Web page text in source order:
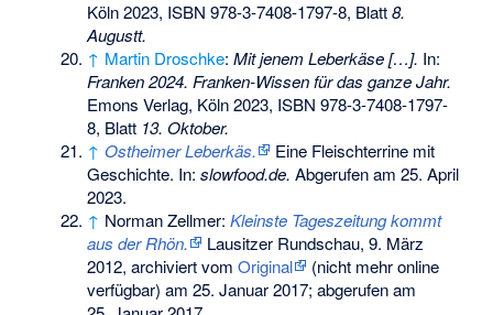
Köln 2023, ISBN 978-3-7408-1797-8, Blatt8.
Augustt.
↑ Martin Droschke:Mit jenem Leberkäse […]. In:
Franken 2024. Franken-Wissen für das ganze Jahr.
Emons Verlag, Köln 2023, ISBN 978-3-7408-1797-
8, Blatt 13. Oktober.
↑ Ostheimer Leberkäs.
Eine Fleischterrine mit
Geschichte. In:slowfood.de. Abgerufen am 25. April
2023.
↑ Norman Zellmer:Kleinste Tageszeitung kommt
aus der Rhön.
Lausitzer Rundschau, 9. März
2012, archiviert vomOriginal
(nicht mehr online
verfügbar) am25. Januar 2017; abgerufen am